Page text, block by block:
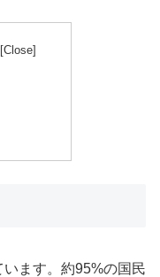
ます。約95%の国民